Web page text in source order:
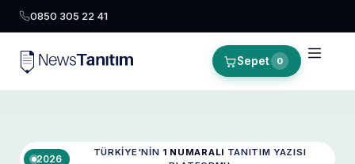
0850 305 22 41
Sepet 0
2026
TÜRKIYE'NIN 1 NUMARALI TANITIM YAZISI